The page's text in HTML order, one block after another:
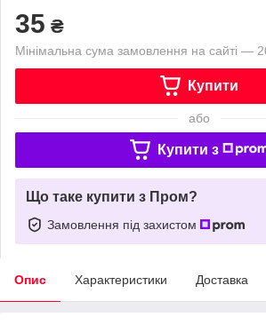
35 ₴
Мінімальна сума замовлення на сайті —
Купити
або
Купити з
Що таке купити з Пром?
Замовлення під захистом
Опис Характеристики Доставка